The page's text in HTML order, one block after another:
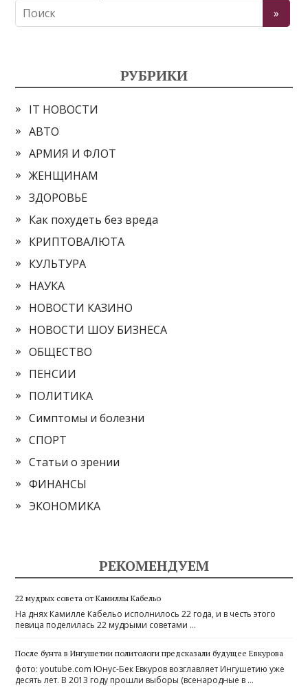
РУБРИКИ
IT НОВОСТИ
АВТО
АРМИЯ И ФЛОТ
ЖЕНЩИНАМ
ЗДОРОВЬЕ
Как похудеть без вреда
КРИПТОВАЛЮТА
КУЛЬТУРА
НАУКА
НОВОСТИ КАЗИНО
НОВОСТИ ШОУ БИЗНЕСА
ОБЩЕСТВО
ПЕНСИИ
ПОЛИТИКА
Симптомы и болезни
СПОРТ
Статьи о зрении
ФИНАНСЫ
ЭКОНОМИКА
РЕКОМЕНДУЕМ
22 мудрых совета от Камиллы Кабельо
На днях Камилле Кабельо исполнилось 22 года, и в честь этого
певица поделилась 22 мудрыми советами …
После бунта в Ингушетии политологи предсказали будущее Евкурова
фото: youtube.com Юнус-Бек Евкуров возглавляет Ингушетию уже
десять лет. В 2013 году прошли выборы (всенародные в …